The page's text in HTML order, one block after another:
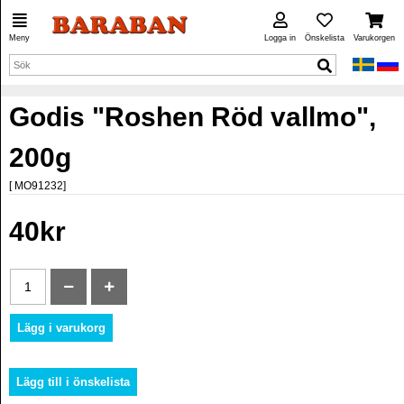
Meny Logga in Önskelista Varukorgen
Godis "Roshen Röd vallmo",
200g
[ MO91232]
40kr